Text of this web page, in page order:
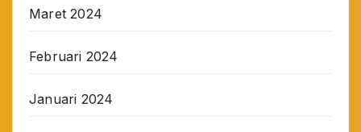
Maret 2024
Februari 2024
Januari 2024